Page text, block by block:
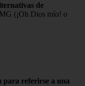
de
(¡Oh Dios mío! o
para referirse a una